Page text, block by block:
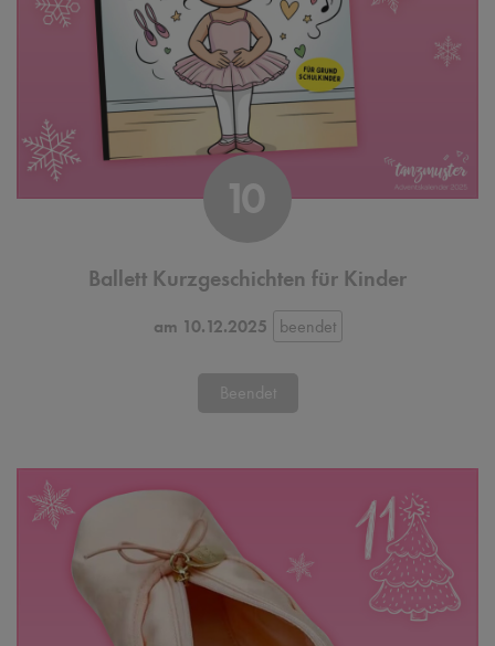
10
Ballett Kurzgeschichten für Kinder
am 10.12.2025
Beendet